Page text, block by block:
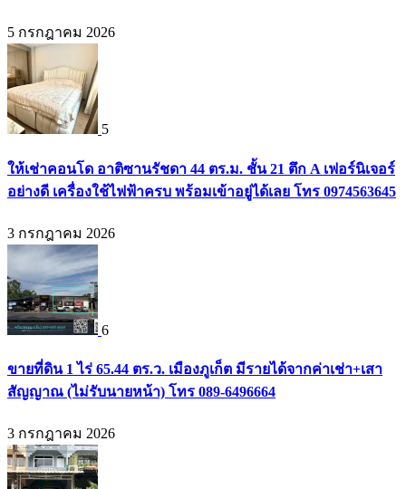
5 กรกฎาคม 2026
5
ให้เช่าคอนโด อาติซานรัชดา 44 ตร.ม. ชั้น 21 ตึก A เฟอร์นิเจอร์
อย่างดี เครื่องใช้ไฟฟ้าครบ พร้อมเข้าอยู่ได้เลย โทร 0974563645
3 กรกฎาคม 2026
6
ขายที่ดิน 1 ไร่ 65.44 ตร.ว. เมืองภูเก็ต มีรายได้จากค่าเช่า+เสา
สัญญาณ (ไม่รับนายหน้า) โทร 089-6496664
3 กรกฎาคม 2026